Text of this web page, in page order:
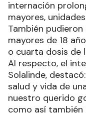
años o más con
de salud
estratégico; al
trabajen en
internación
mayores,
También
mayores de 18